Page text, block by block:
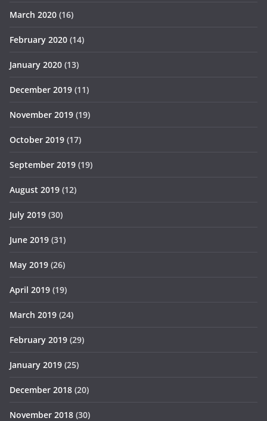
March 2020 (16)
February 2020 (14)
January 2020 (13)
December 2019 (11)
November 2019 (19)
October 2019 (17)
September 2019 (19)
August 2019 (12)
July 2019 (30)
June 2019 (31)
May 2019 (26)
April 2019 (19)
March 2019 (24)
February 2019 (29)
January 2019 (25)
December 2018 (20)
November 2018 (30)